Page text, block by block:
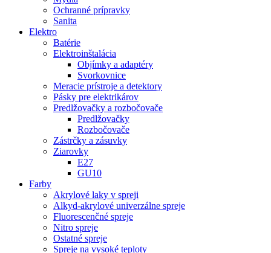
Ochranné prípravky
Sanita
Elektro
Batérie
Elektroinštalácia
Objímky a adaptéry
Svorkovnice
Meracie prístroje a detektory
Pásky pre elektrikárov
Predlžovačky a rozbočovače
Predlžovačky
Rozbočovače
Zástrčky a zásuvky
Ziarovky
E27
GU10
Farby
Akrylové laky v spreji
Alkyd-akrylové univerzálne spreje
Fluorescenčné spreje
Nitro spreje
Ostatné spreje
Spreje na vysoké teploty